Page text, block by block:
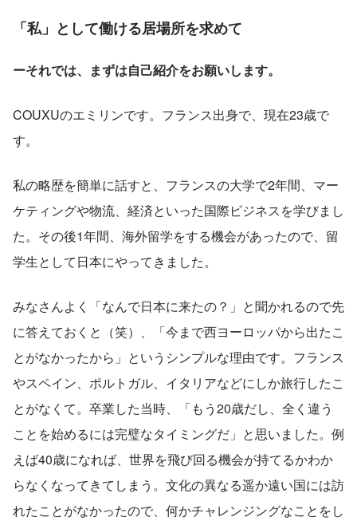
「私」として働ける居場所を求めて
ーそれでは、まずは自己紹介をお願いします。
COUXUのエミリンです。フランス出身で、現在23歳で
す。
私の略歴を簡単に話すと、フランスの大学で2年間、マー
ケティングや物流、経済といった国際ビジネスを学びまし
た。その後1年間、海外留学をする機会があったので、留
学生として日本にやってきました。
みなさんよく「なんで日本に来たの？」と聞かれるので先
に答えておくと（笑）、「今まで西ヨーロッパから出たこ
とがなかったから」というシンプルな理由です。フランス
やスペイン、ポルトガル、イタリアなどにしか旅行したこ
とがなくて。卒業した当時、「もう20歳だし、全く違う
ことを始めるには完璧なタイミングだ」と思いました。例
えば40歳になれば、世界を飛び回る機会が持てるかわか
らなくなってきてしまう。文化の異なる遥か遠い国には訪
れたことがなかったので、何かチャレンジングなことをし